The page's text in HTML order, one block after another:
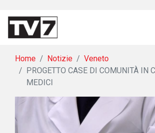
Home Notizie
Veneto
PROGETTO CASE DI COMUNITÀ IN
MEDICI